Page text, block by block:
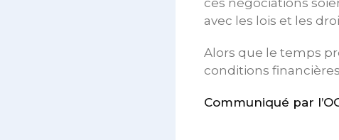
ces négociations
avec les lois et les
Alors que le temps
conditions
Communiqué par